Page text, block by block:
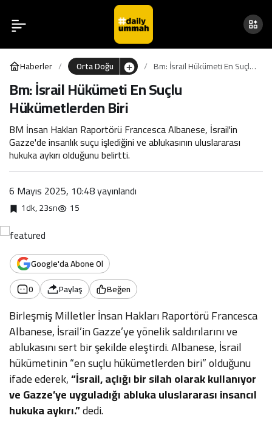
Haberler Orta Doğu
Bm: İsrail Hükümeti En Suçlu
Hükümetlerden Biri
Bm: İsrail Hükümeti En Suçlu
Hükümetlerden Biri
BM İnsan Hakları Raportörü Francesca Albanese, İsrail'in
Gazze'de insanlık suçu işlediğini ve ablukasının uluslararası
hukuka aykırı olduğunu belirtti.
6 Mayıs 2025, 10:48yayınlandı
1dk, 23sn 15
Google'da Abone Ol
0
Paylaş Beğen
Birleşmiş Milletler İnsan Hakları Raportörü Francesca
Albanese, İsrail’in Gazze’ye yönelik saldırılarını ve
ablukasını sert bir şekilde eleştirdi. Albanese, İsrail
hükümetinin “en suçlu hükümetlerden biri” olduğunu
ifade ederek,“İsrail, açlığı bir silah olarak kullanıyor
ve Gazze’ye uyguladığı abluka uluslararası insancıl
hukuka aykırı.”dedi.
Bm: İsrail Hükümeti En
Suçlu Hükümetlerden Biri
0